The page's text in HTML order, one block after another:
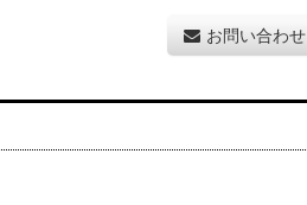
お問い合わせ